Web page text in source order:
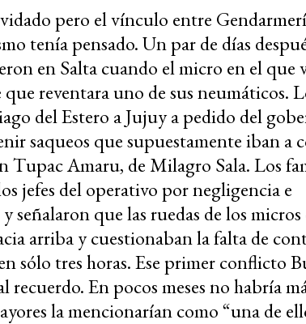
pero el vínculo entre
tenía pensado. Un par de días
en Salta cuando el micro en el que
reventara uno de sus neumáticos.
del Estero a Jujuy a pedido del
saqueos que supuestamente iban a
Tupac Amaru, de Milagro Sala. Los
jefes del operativo por negligencia e
señalaron que las ruedas de los micros
arriba y cuestionaban la falta de
sólo tres horas. Ese primer conflicto
recuerdo. En pocos meses no habría
la mencionarían como “una de